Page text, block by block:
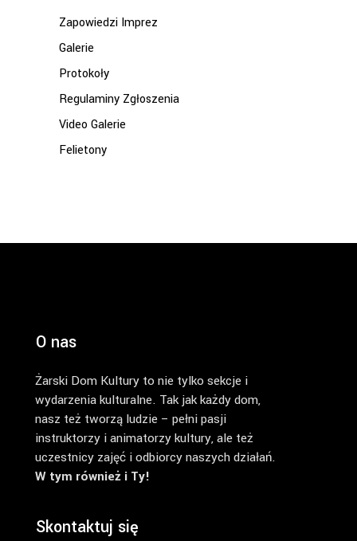
Zapowiedzi Imprez
Galerie
Protokoły
Regulaminy Zgłoszenia
Video Galerie
Felietony
O nas
Żarski Dom Kultury to nie tylko sekcje i
wydarzenia kulturalne. Tak jak każdy dom,
nasz też tworzą ludzie – pełni pasji
instruktorzy i animatorzy kultury, ale też
uczestnicy zajęć i odbiorcy naszych działań.
W tym również i Ty!
Skontaktuj się